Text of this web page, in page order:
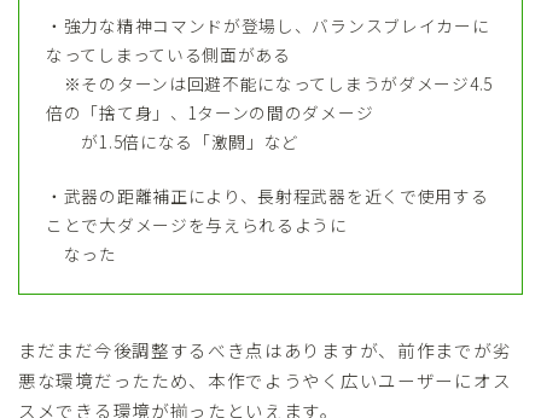
・強力な精神コマンドが登場し、バランスブレイカーに
なってしまっている側面がある
※そのターンは回避不能になってしまうがダメージ4.5
倍の「捨て身」、1ターンの間のダメージ
が1.5倍になる「激闘」など
・武器の距離補正により、長射程武器を近くで使用する
ことで大ダメージを与えられるように
なった
まだまだ今後調整するべき点はありますが、前作までが劣
悪な環境だったため、本作でようやく広いユーザーにオス
スメできる環境が揃ったといえます。